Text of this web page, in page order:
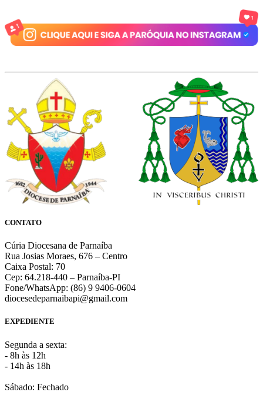
CONTATO
Cúria Diocesana de Parnaíba
Rua Josias Moraes, 676 – Centro
Caixa Postal: 70
Cep: 64.218-440 – Parnaíba-PI
Fone/WhatsApp: (86) 9 9406-0604
diocesedeparnaibapi@gmail.com
EXPEDIENTE
Segunda a sexta:
- 8h às 12h
- 14h às 18h
Sábado: Fechado